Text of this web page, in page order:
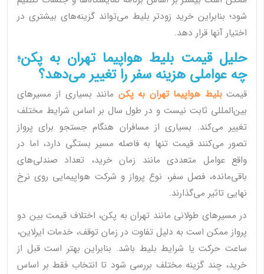
شود؛ بنابراین خرید زودتر بلیط می‌تواند گزینه‌های بیشتری در
اختیار آنها قرار دهد.
حلیل قیمت بلیط هواپیما تهران به پکن؛
چه عواملی هزینه سفر را تغییر می‌دهد؟
قیمتبلیط هواپیما تهران به پکن مانند بسیاری از مسیرهای
بین‌المللی ثابت نیست و در طول سال بر اساس شرایط مختلف
تغییر می‌کند. بسیاری از مسافران هنگام جستجو برای پرواز
تصور می‌کنند قیمت تنها به فاصله مسیر بستگی دارد، اما در
واقع عوامل متعددی مانند زمان خرید، تعداد صندلی‌های
باقی‌مانده، فصل سفر، نوع پرواز و شرکت هواپیمایی روی نرخ
نهایی تاثیر می‌گذارند.
در مسیرهای طولانی مانند تهران به پکن، اختلاف قیمت بین دو
پرواز ممکن است به دلیل تفاوت در زمان توقف، خدمات ایرلاین،
ساعت حرکت یا شرایط بلیط باشد. بنابراین بهتر است قبل از
خرید، چند گزینه مختلف بررسی شود تا انتخاب فقط بر اساس